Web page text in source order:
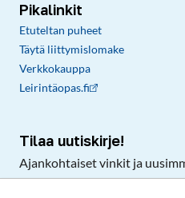
Pikalinkit
Etuteltan puheet
Täytä liittymislomake
Verkkokauppa
Leirintäopas.fi
Tilaa uutiskirje!
Ajankohtaiset vinkit ja